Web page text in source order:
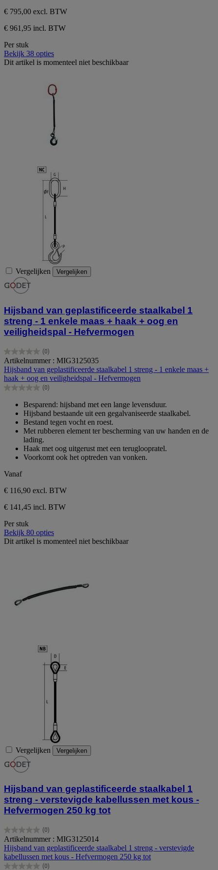
€ 795,00 excl. BTW
€ 961,95 incl. BTW
Per stuk
Bekijk 38 opties
Dit artikel is momenteel niet beschikbaar
Vergelijken Vergelijken
Hijsband van geplastificeerde staalkabel 1
streng - 1 enkele maas + haak + oog en
veiligheidspal - Hefvermogen
(0)
0.0
van
de
5
sterren.
Artikelnummer : MIG3125035
Hijsband van geplastificeerde staalkabel 1 streng - 1 enkele maas +
haak + oog en veiligheidspal - Hefvermogen
(0)
0.0
sterren.
Besparend: hijsband met een lange levensduur.
Hijsband bestaande uit een gegalvaniseerde staalkabel.
Bestand tegen vocht en roest.
Met rubberen element ter bescherming van uw handen en de
lading.
Haak met oog uitgerust met een terugloopratel.
Voorkomt ook het optreden van vonken.
Vanaf
€ 116,90 excl. BTW
€ 141,45 incl. BTW
Per stuk
Bekijk 80 opties
Dit artikel is momenteel niet beschikbaar
Vergelijken Vergelijken
Hijsband van geplastificeerde staalkabel 1
streng - verstevigde kabellussen met kous -
Hefvermogen 250 kg tot
(0)
0.0
van
de
5
Artikelnummer : MIG3125014
Hijsband van geplastificeerde staalkabel 1 streng - verstevigde
kabellussen met kous - Hefvermogen 250 kg tot
(0)